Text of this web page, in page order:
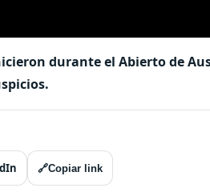
durante el Abierto de
🔗Copiar link